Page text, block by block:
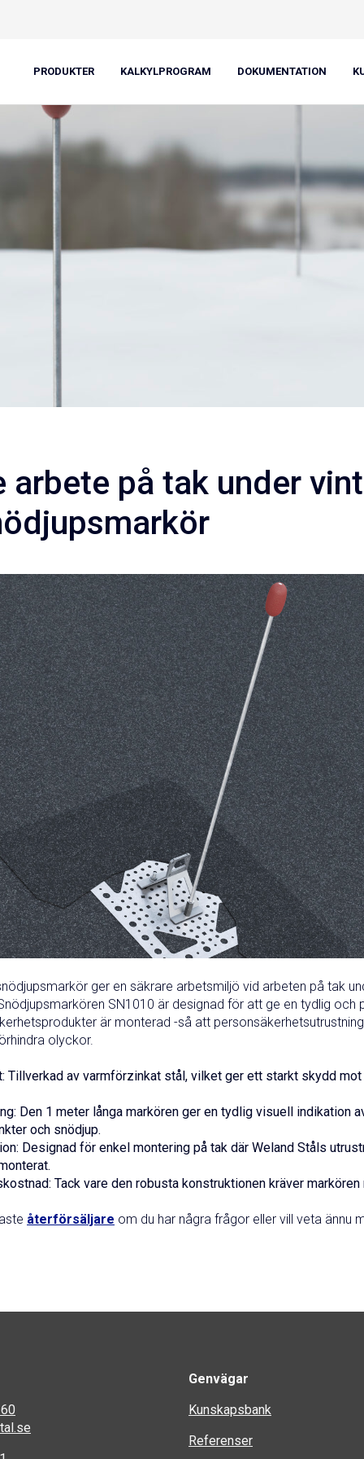
PRODUKTER KALKYLPROGRAM DOKUMENTATION
arbete på tak under
ger en säkrare arbetsmiljö vid arbeten på tak
SN1010 är designad för att ge en tydlig och
är monterad -så att
olyckor.
Tillverkad av varmförzinkat stål, vilket ger ett starkt skydd
Den 1 meter långa markören ger en tydlig visuell indikation
och snödjup.
Designad för enkel montering på tak där Weland Ståls
Tack vare den robusta konstruktionen kräver
återförsäljare om du har några frågor eller vill veta ännu
Genvägar
Kunskapsbank
Referenser